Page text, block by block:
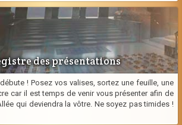
des présentations
! Posez vos valises, sortez une feuille, une
car il est temps de venir vous présenter afin de
qui deviendra la vôtre. Ne soyez pas timides !